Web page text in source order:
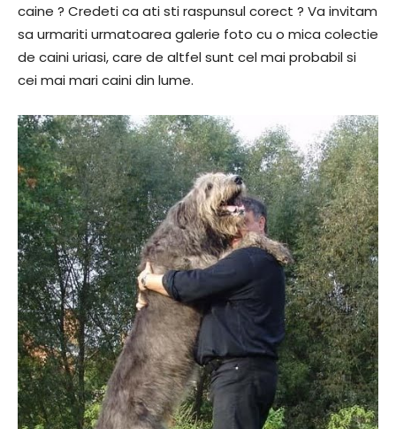
caine ? Credeti ca ati sti raspunsul corect ? Va invitam
sa urmariti urmatoarea galerie foto cu o mica colectie
de caini uriasi, care de altfel sunt cel mai probabil si
cei mai mari caini din lume.